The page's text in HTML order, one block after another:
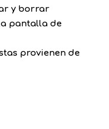
y borrar
pantalla de
provienen de